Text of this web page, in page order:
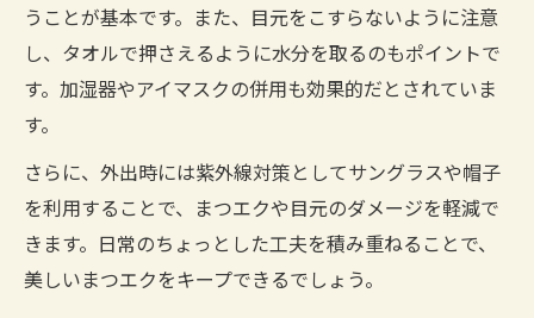
うことが基本です。また、目元をこすらないように注意
し、タオルで押さえるように水分を取るのもポイントで
す。加湿器やアイマスクの併用も効果的だとされていま
す。
さらに、外出時には紫外線対策としてサングラスや帽子
を利用することで、まつエクや目元のダメージを軽減で
きます。日常のちょっとした工夫を積み重ねることで、
美しいまつエクをキープできるでしょう。